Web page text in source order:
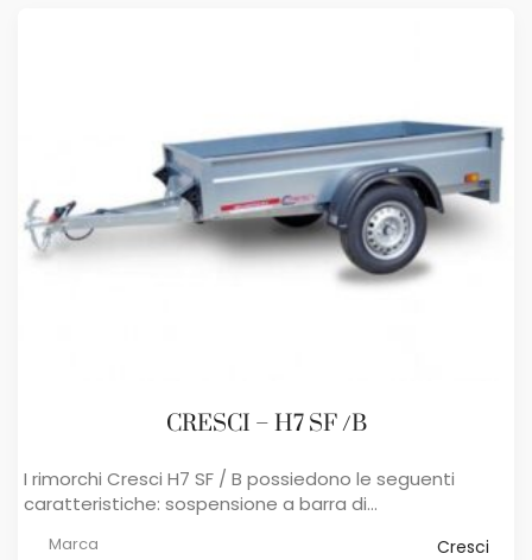
CRESCI – H7 SF /B
I rimorchi ​Cresci H7 SF ​/ B possiedono le seguenti
caratteristiche: sospensione a barra di...
Marca Cresci